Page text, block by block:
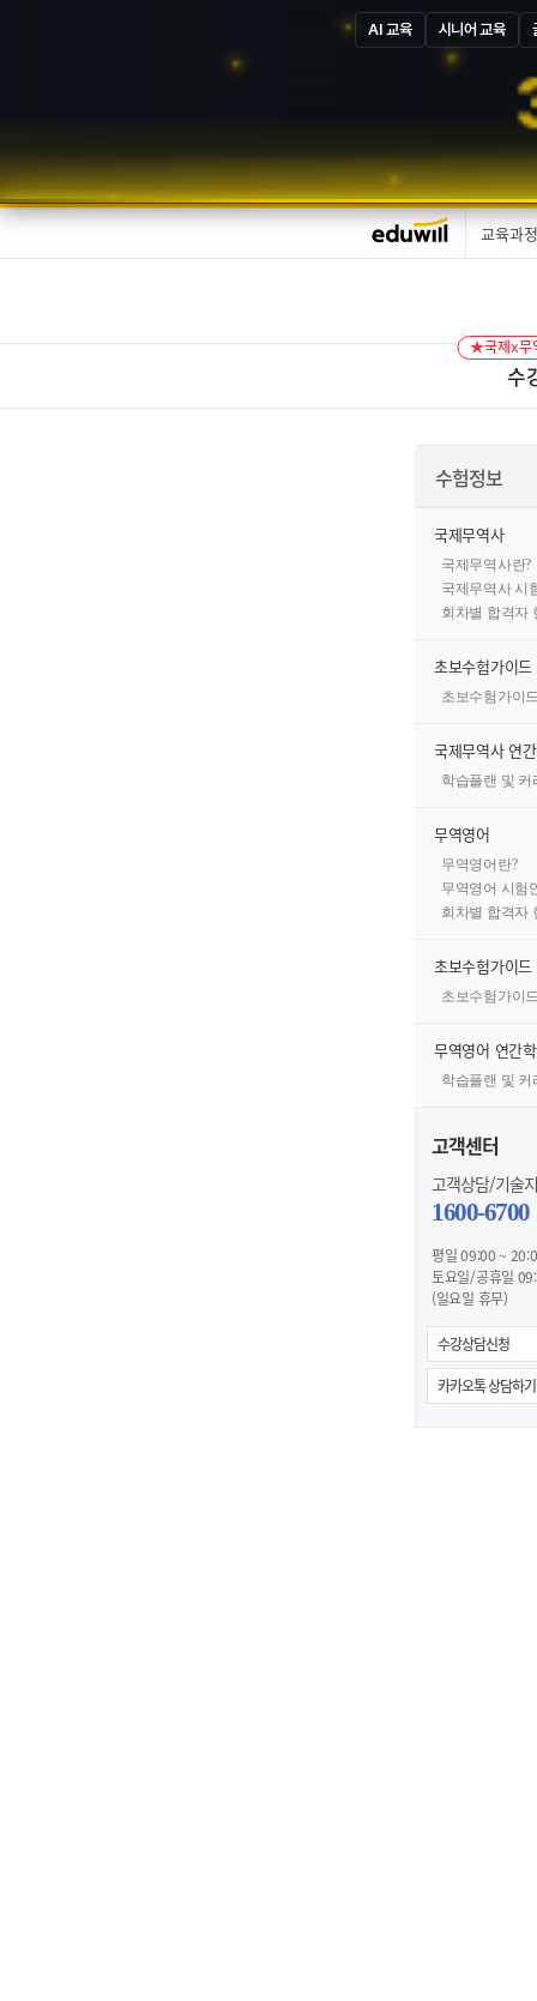
AI 교육 시니어 교육
교육과정
수
★국제x무
수험정보
국제무역사
국제무역사란?
국제무역사 시
회차별 합격자
초보수험가이드
초보수험가이
국제무역사 연
학습플랜 및 커
무역영어
무역영어란?
무역영어 시험
회차별 합격자
초보수험가이드
초보수험가이
무역영어 연간
학습플랜 및 커
고객센터
고객상담/기술
1600-6700
평일 09:00 ~
토요일/공휴일
(일요일 휴무)
수강상담신청
카카오톡 상담하기
2025년 합
* 무